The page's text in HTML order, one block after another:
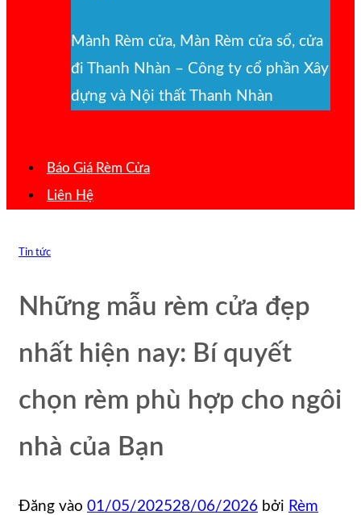
Mành Rèm cửa, Màn Rèm cửa sổ, cửa
đi Thanh Nhàn – Công ty cổ phần Xây
dựng và Nội thất Thanh Nhàn
Báo Giá Rèm Cửa
Liên Hệ
Tin tức
Những mẫu rèm cửa đẹp
nhất hiện nay: Bí quyết
chọn rèm phù hợp cho ngôi
nhà của Bạn
Đăng vào 01/05/202528/06/2026 bởi Rèm